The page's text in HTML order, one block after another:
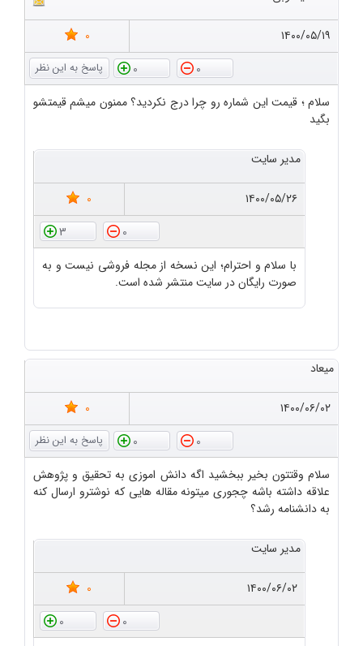
۱۴۰۰/۰۵/۱۹
0
0
0
سلام ؛ قیمت این شماره رو چرا درج نکردید؟ ممنون میشم قیمتشو
بگید
مدیر سایت
۱۴۰۰/۰۵/۲۶
0
0
3
با سلام و احترام؛ این نسخه از مجله فروشی نیست و به
صورت رایگان در سایت منتشر شده است.
میعاد
۱۴۰۰/۰۶/۰۲
0
0
0
سلام وقتتون بخیر ببخشید اگه دانش اموزی به تحقیق و پژوهش
علاقه داشته باشه چجوری میتونه مقاله هایی که نوشترو ارسال کنه
به دانشنامه رشد؟
مدیر سایت
۱۴۰۰/۰۶/۰۲
0
0
0